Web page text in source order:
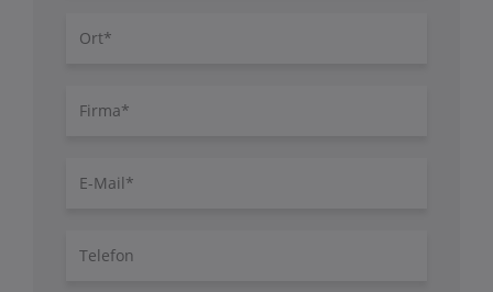
Ort
Firma
E-
Telefon